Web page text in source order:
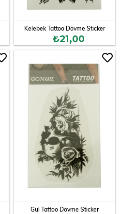
Kelebek Tattoo Dövme Sticker
₺21,00
Gül Tattoo Dövme Sticker